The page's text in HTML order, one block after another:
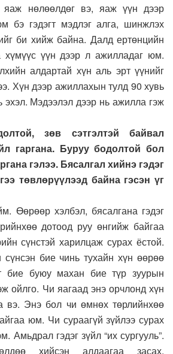
нөлөөлдөг вэ, яаж үүн дээр
бэ гэдэгт мэдлэг алга, шинжлэх
би хийж байна. Далд ертөнцийн
үүн дээр л ажилладаг юм.
алдартай хүн аль эрт үүнийг
Хүн дээр ажиллахын тулд 90 хувь
эхэл. Мэдээлэл дээр нь ажилла гэж
зөв сэтгэлтэй байвал
гаргана. Буруу бодолтой бол
гэлээ. Бясалгал хийнэ гэдэг
төвлөрүүлээд байна гэсэн үг
Өөрөөр хэлбэл, бясалгана гэдэг
дотоод руу өнгийж байгаа
сүнстэй харилцаж сурах ёстой.
бие чинь тухайн хүн өөрөө
бие буюу махан бие түр зуурын
ойлго. Чи яагаад энэ орчлонд хүн
вэ. Энэ бол чи өмнөх төрлийнхөө
юм. Чи сураагүй зүйлээ сурах
Амьдрал гэдэг зүйл “их сургууль”.
хийсэн алдаагаа засах,